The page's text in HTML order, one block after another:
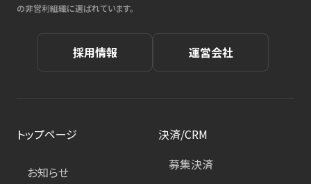
の非営利組織に選ばれています。
採用情報 運営会社
トップページ
お知らせ
決済/CRM
募集決済